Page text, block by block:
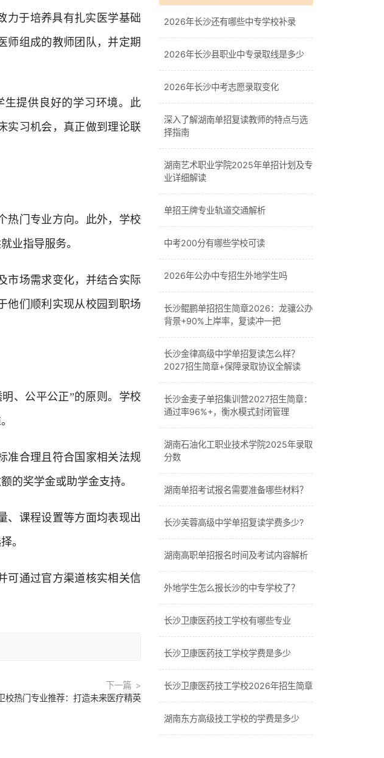
力于培养具有扎实医学基础
师组成的教师团队，并定期
提供良好的学习环境。此
实习机会，真正做到理论联
热门专业方向。此外，学校
业指导服务。
市场需求变化，并结合实际
他们顺利实现从校园到职场
、公平公正”的原则。学校
准合理且符合国家相关法规
的奖学金或助学金支持。
、课程设置等方面均表现出
。
可通过官方渠道核实相关信
下一篇
校热门专业推荐：打造未来医疗精英
2026年长沙还有哪些中专学校补录
2026年长沙县职业中专录取线是多少
2026年长沙中考志愿录取变化
深入了解湖南单招复读教师的特点与选
择指南
湖南艺术职业学院2025年单招计划及专
业详细解读
单招王牌专业轨道交通解析
中考200分有哪些学校可读
2026年公办中专招生外地学生吗
长沙鲲鹏单招招生简章2026：龙骧公办
背景+90%上岸率，复读冲一把
长沙金律高级中学单招复读怎么样？
2027招生简章+保障录取协议全解读
长沙金麦子单招集训营2027招生简章：
通过率96%+，衡水模式封闭管理
湖南石油化工职业技术学院2025年录取
分数
湖南单招考试报名需要准备哪些材料？
长沙芙蓉高级中学单招复读学费多少?
湖南高职单招报名时间及考试内容解析
外地学生怎么报长沙的中专学校了？
长沙卫康医药技工学校有哪些专业
长沙卫康医药技工学校学费是多少
长沙卫康医药技工学校2026年招生简章
湖南东方高级技工学校的学费是多少